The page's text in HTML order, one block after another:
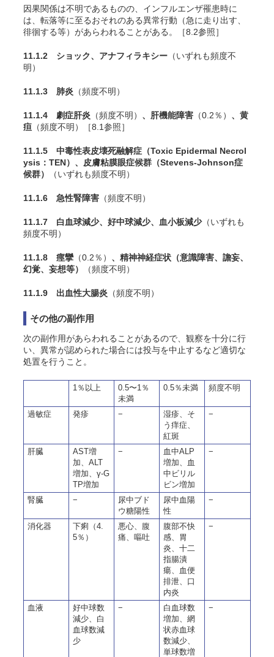
因果関係は不明であるものの、インフルエンザ罹患時に
は、転落等に至るおそれのある異常行動（急に走り出す、
徘徊する等）があらわれることがある。［8.2参照］
11.1.2 ショック、アナフィラキシー （いずれも頻度不
明）
11.1.3 肺炎 （頻度不明）
11.1.4 劇症肝炎 （頻度不明） 、肝機能障害 （0.2％） 、黄
疸 （頻度不明）［8.1参照］
11.1.5 中毒性表皮壊死融解症（Toxic Epidermal Necrol
ysis：TEN）、皮膚粘膜眼症候群（Stevens-Johnson症
候群）
（いずれも頻度不明）
11.1.6 急性腎障害 （頻度不明）
11.1.7 白血球減少、好中球減少、血小板減少（いずれも
頻度不明）
11.1.8 痙攣（0.2％） 、精神神経症状（意識障害、譫妄、
幻覚、妄想等）
（頻度不明）
11.1.9 出血性大腸炎 （頻度不明）
その他の副作用
次の副作用があらわれることがあるので、観察を十分に行
い、異常が認められた場合には投与を中止するなど適切な
処置を行うこと。
1％以上
0.5〜1％
未満
0.5％未満 頻度不明
過敏症 発疹 −
湿疹、そ
う痒症、
紅斑
−
肝臓
AST増
加、ALT
増加、γ-G
TP増加
−
血中ALP
増加、血
中ビリル
ビン増加
−
腎臓 −
尿中ブド
ウ糖陽性
尿中血陽
性
−
消化器
下痢（4.
5％）
悪心、腹
痛、嘔吐
腹部不快
感、胃
炎、十二
指腸潰
瘍、血便
排泄、口
内炎
−
血液
好中球数
減少、白
血球数減
少
−
白血球数
増加、網
状赤血球
数減少、
単球数増
−